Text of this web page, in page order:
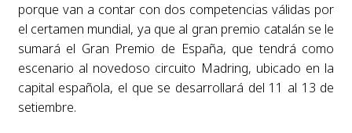
porque van a contar con dos competencias válidas por
el certamen mundial, ya que al gran premio catalán se le
sumará el Gran Premio de España, que tendrá como
escenario al novedoso circuito Madring, ubicado en la
capital española, el que se desarrollará del 11 al 13 de
setiembre.